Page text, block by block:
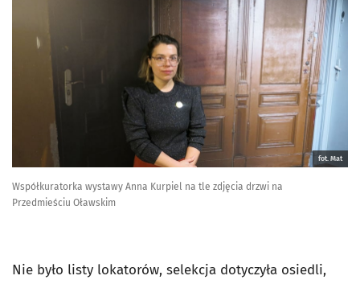
fot. Mat
Współkuratorka wystawy Anna Kurpiel na tle zdjęcia drzwi na
Przedmieściu Oławskim
Nie było listy lokatorów, selekcja dotyczyła osiedli,